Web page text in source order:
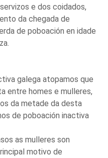
e dos coidados,
da chegada de
de poboación en idade
galega atopamos que
entre homes e mulleres,
da metade da desta
de poboación inactiva
as mulleres son
motivo de